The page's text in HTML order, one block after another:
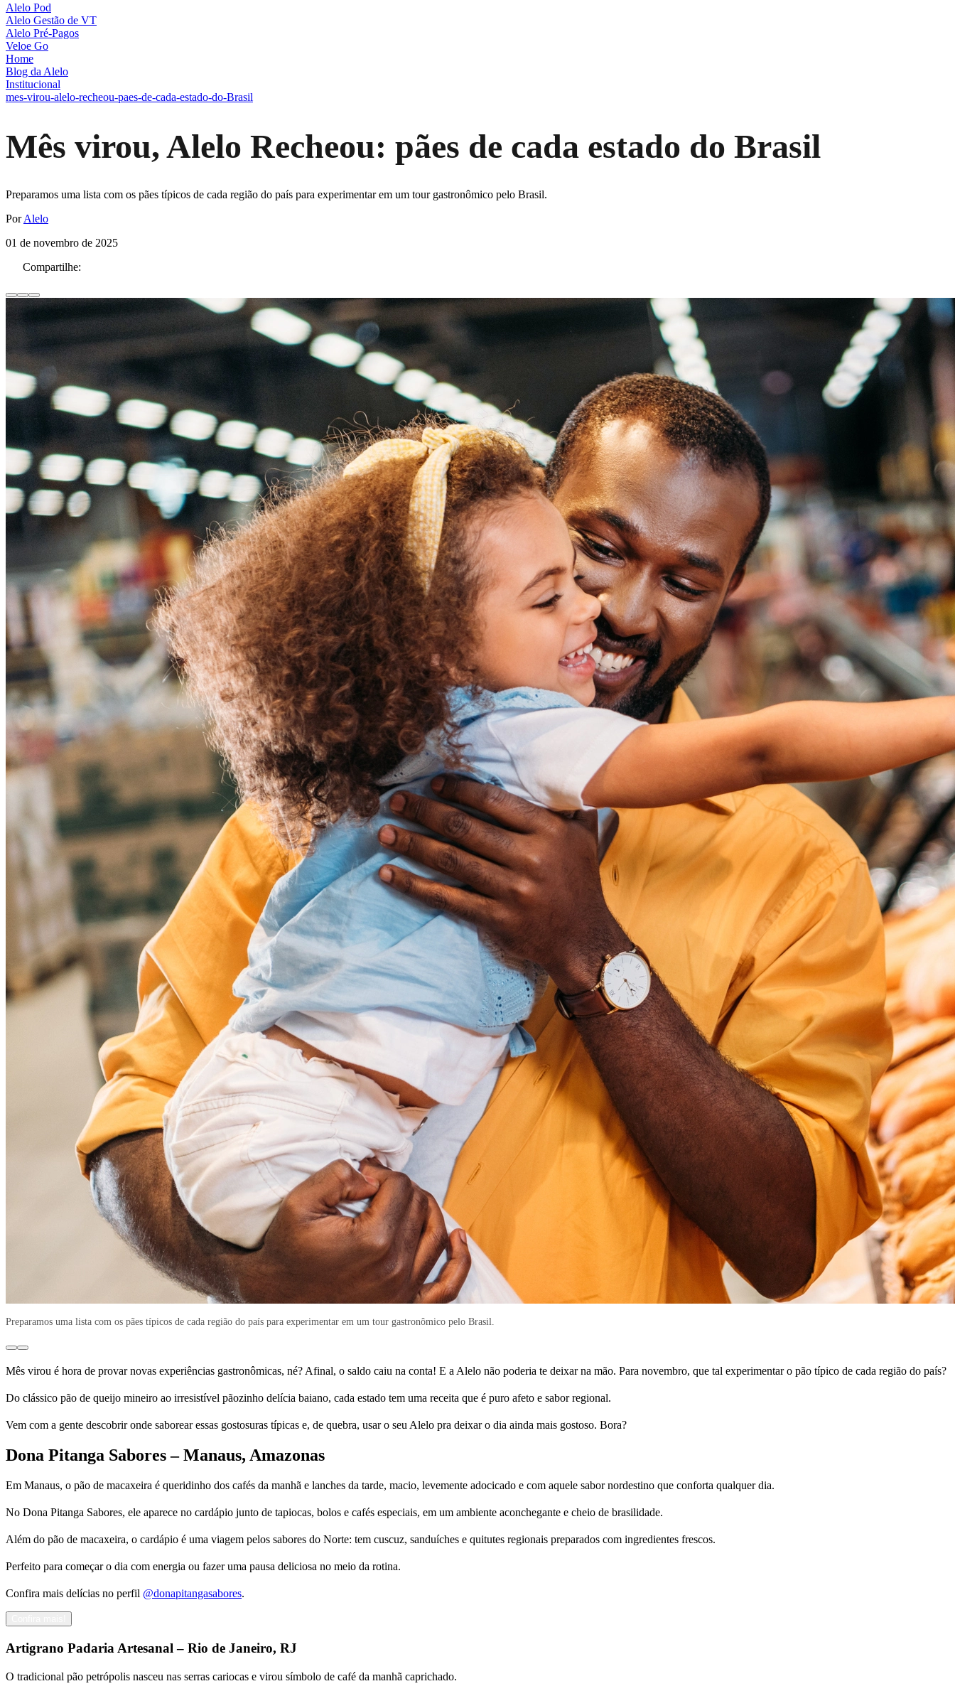
Alelo Pod
Alelo Gestão de VT
Alelo Pré-Pagos
Veloe Go
Home
Blog da Alelo
Institucional
mes-virou-alelo-recheou-paes-de-cada-estado-do-Brasil
Mês virou, Alelo Recheou: pães de cada estado do Brasil
Preparamos uma lista com os pães típicos de cada região do país para experimentar em um tour gastronômico pelo Brasil.
PorAlelo
01 de novembro de 2025
Compartilhe:
Preparamos uma lista com os pães típicos de cada região do país para experimentar em um tour gastronômico pelo Brasil.
Mês virou é hora de provar novas experiências gastronômicas, né? Afinal, o saldo caiu na conta! E a Alelo não poderia te deixar na mão. Para novembro, que tal experimentar o pão típico de cada região do país?
Do clássico pão de queijo mineiro ao irresistível pãozinho delícia baiano, cada estado tem uma receita que é puro afeto e sabor regional.
Vem com a gente descobrir onde saborear essas gostosuras típicas e, de quebra, usar o seu Alelo pra deixar o dia ainda mais gostoso. Bora?
Dona Pitanga Sabores – Manaus, Amazonas
Em Manaus, o pão de macaxeira é queridinho dos cafés da manhã e lanches da tarde, macio, levemente adocicado e com aquele sabor nordestino que conforta qualquer dia.
No Dona Pitanga Sabores, ele aparece no cardápio junto de tapiocas, bolos e cafés especiais, em um ambiente aconchegante e cheio de brasilidade.
Além do pão de macaxeira, o cardápio é uma viagem pelos sabores do Norte: tem cuscuz, sanduíches e quitutes regionais preparados com ingredientes frescos.
Perfeito para começar o dia com energia ou fazer uma pausa deliciosa no meio da rotina.
Confira mais delícias no perfil @donapitangasabores.
Artigrano Padaria Artesanal – Rio de Janeiro, RJ
O tradicional pão petrópolis nasceu nas serras cariocas e virou símbolo de café da manhã caprichado.